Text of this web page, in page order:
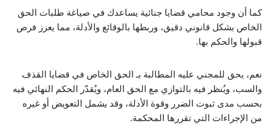
كما أن وجود محامي قضايا جنائية يساعدك في صياغة طلبات الحق
الخاص بشكل قانوني دقيق، وربطها بالوقائع والأدلة، مما يعزز فرص
قبولها والحكم بها.
نعم، يحق للمجني عليه المطالبة بـ الحق الخاص في قضايا القذف
والسب، ويُنظر فيه بالتوازي مع الحق العام، ويُقدّر الحكم النهائي فيه
بحسب مدى ثبوت الضرر وقوة الأدلة، وقد يشمل التعويض أو غيره
من الإجراءات التي تقررها المحكمة.